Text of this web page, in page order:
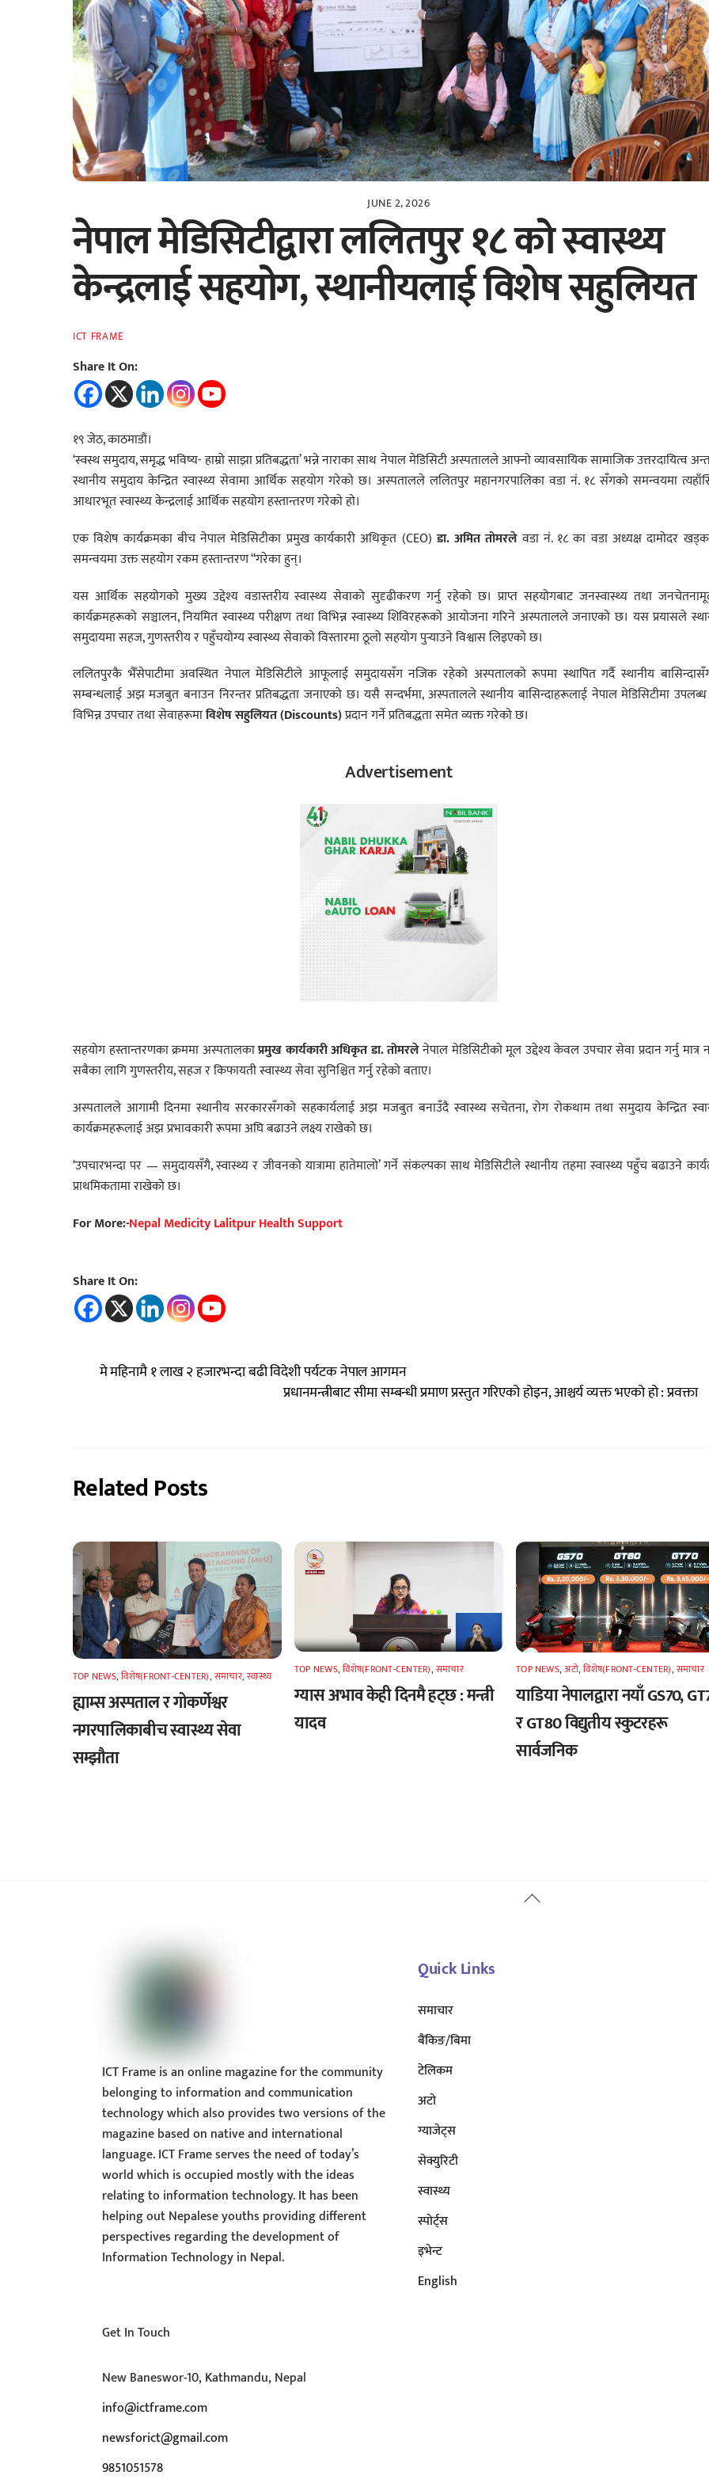
JUNE 2, 2026
नेपाल मेडिसिटीद्वारा ललितपुर १८ को स्वास्थ्य
केन्द्रलाई सहयोग, स्थानीयलाई विशेष सहुलियत
ICT FRAME
Share It On:
१९ जेठ, काठमाडौं।
‘स्वस्थ समुदाय, समृद्ध भविष्य- हाम्रो साझा प्रतिबद्धता’ भन्ने नाराका साथ नेपाल मेडिसिटी अस्पतालले आफ्नो व्यावसायिक सामाजिक उत्तरदायित्व
स्थानीय समुदाय केन्द्रित स्वास्थ्य सेवामा आर्थिक सहयोग गरेको छ। अस्पतालले ललितपुर महानगरपालिका वडा नं. १८ सँगको समन्वयमा
आधारभूत स्वास्थ्य केन्द्रलाई आर्थिक सहयोग हस्तान्तरण गरेको हो।
एक विशेष कार्यक्रमका बीच नेपाल मेडिसिटीका प्रमुख कार्यकारी अधिकृत (CEO)डा. अमित तोमरलेवडा नं. १८ का वडा अध्यक्ष दामोदर
समन्वयमा उक्त सहयोग रकम हस्तान्तरण “गरेका हुन्।
यस आर्थिक सहयोगको मुख्य उद्देश्य वडास्तरीय स्वास्थ्य सेवाको सुदृढीकरण गर्नु रहेको छ। प्राप्त सहयोगबाट जनस्वास्थ्य तथा
कार्यक्रमहरूको सञ्चालन, नियमित स्वास्थ्य परीक्षण तथा विभिन्न स्वास्थ्य शिविरहरूको आयोजना गरिने अस्पतालले जनाएको छ। यस प्रयासले
समुदायमा सहज, गुणस्तरीय र पहुँचयोग्य स्वास्थ्य सेवाको विस्तारमा ठूलो सहयोग पुर्‍याउने विश्वास लिइएको छ।
ललितपुरकै भैँसेपाटीमा अवस्थित नेपाल मेडिसिटीले आफूलाई समुदायसँग नजिक रहेको अस्पतालको रूपमा स्थापित गर्दै स्थानीय
सम्बन्धलाई अझ मजबुत बनाउन निरन्तर प्रतिबद्धता जनाएको छ। यसै सन्दर्भमा, अस्पतालले स्थानीय बासिन्दाहरूलाई नेपाल मेडिसिटीमा
विभिन्न उपचार तथा सेवाहरूमाविशेष सहुलियत (Discounts)प्रदान गर्ने प्रतिबद्धता समेत व्यक्त गरेको छ।
Advertisement
सहयोग हस्तान्तरणका क्रममा अस्पतालकाप्रमुख कार्यकारी अधिकृत डा. तोमरलेनेपाल मेडिसिटीको मूल उद्देश्य केवल उपचार सेवा प्रदान गर्नु मात्र
सबैका लागि गुणस्तरीय, सहज र किफायती स्वास्थ्य सेवा सुनिश्चित गर्नु रहेको बताए।
अस्पतालले आगामी दिनमा स्थानीय सरकारसँगको सहकार्यलाई अझ मजबुत बनाउँदै स्वास्थ्य सचेतना, रोग रोकथाम तथा समुदाय केन्द्रित
कार्यक्रमहरूलाई अझ प्रभावकारी रूपमा अघि बढाउने लक्ष्य राखेको छ।
‘उपचारभन्दा पर — समुदायसँगै, स्वास्थ्य र जीवनको यात्रामा हातेमालो’ गर्ने संकल्पका साथ मेडिसिटीले स्थानीय तहमा स्वास्थ्य पहुँच बढाउने
प्राथमिकतामा राखेको छ।
For More:-Nepal Medicity Lalitpur Health Support
Share It On:
मे महिनामै १ लाख २ हजारभन्दा बढी विदेशी पर्यटक नेपाल आगमन
प्रधानमन्त्रीबाट सीमा सम्बन्धी प्रमाण प्रस्तुत गरिएको होइन, आश्चर्य व्यक्त भएको हो : प्रवक्ता
Related Posts
TOP NEWS,विशेष(FRONT-CENTER),समाचार,स्वास्थ्य
ह्याम्स अस्पताल र गोकर्णेश्वर
नगरपालिकाबीच स्वास्थ्य सेवा
सम्झौता
TOP NEWS,विशेष(FRONT-CENTER),समाचार
ग्यास अभाव केही दिनमै हट्छ : मन्त्री
यादव
TOP NEWS,अटाे,विशेष(FRONT-CENTER),समाचार
याडिया नेपालद्वारा नयाँ GS70,
र GT80 विद्युतीय स्कुटरहरू
सार्वजनिक
Back
ICT Frame is an online magazine for the community
belonging to information and communication
technology which also provides two versions of the
magazine based on native and international
language. ICT Frame serves the need of today’s
world which is occupied mostly with the ideas
relating to information technology. It has been
helping out Nepalese youths providing different
perspectives regarding the development of
Information Technology in Nepal.
Quick Links
समाचार
बैंकिङ/बिमा
टेलिकम
अटाे
ग्याजेट्स
सेक्युरिटी
स्वास्थ्य
स्पोर्ट्स
इभेन्ट
English
Get In Touch
New Baneswor-10, Kathmandu, Nepal
info@ictframe.com
newsforict@gmail.com
9851051578